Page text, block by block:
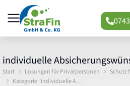
individuelle
Sie befinden sich hier:
Start Lösungen für Privatpersonen
Schutz
Kategorie "individuelle A…